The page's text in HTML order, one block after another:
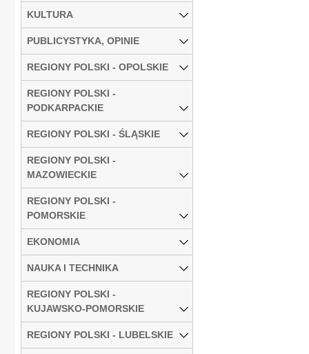
KULTURA
PUBLICYSTYKA, OPINIE
REGIONY POLSKI - OPOLSKIE
REGIONY POLSKI -
PODKARPACKIE
REGIONY POLSKI - ŚLĄSKIE
REGIONY POLSKI -
MAZOWIECKIE
REGIONY POLSKI -
POMORSKIE
EKONOMIA
NAUKA I TECHNIKA
REGIONY POLSKI -
KUJAWSKO-POMORSKIE
REGIONY POLSKI - LUBELSKIE